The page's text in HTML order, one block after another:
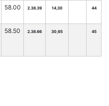
58.00 2.38.39 14,30 44
58.50 2.38.66 30,65 45